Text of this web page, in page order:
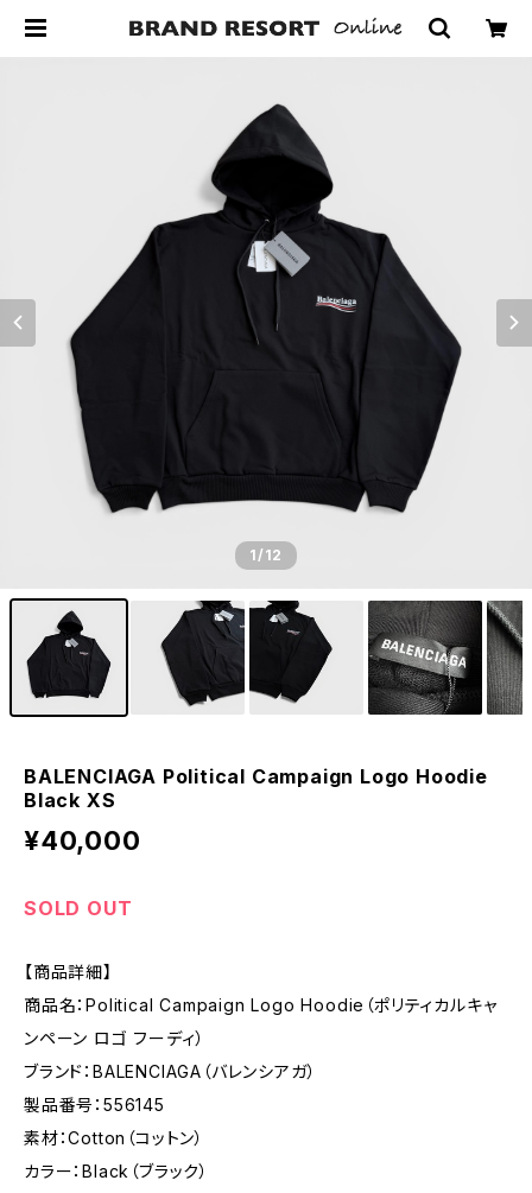
1/12
BALENCIAGA Political Campaign Logo Hoodie
Black XS
¥40,000
SOLD OUT
【商品詳細】
商品名：Political Campaign Logo Hoodie（ポリティカルキャ
ンペーン ロゴ フーディ）
ブランド：BALENCIAGA（バレンシアガ）
製品番号：556145
素材：Cotton（コットン）
カラー：Black（ブラック）